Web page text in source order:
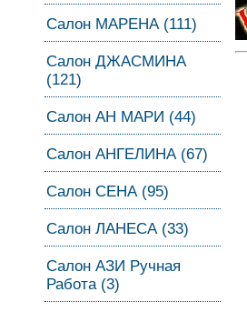
Салон МАРЕНА (111)
Салон ДЖАСМИНА
(121)
Салон АН МАРИ (44)
Салон АНГЕЛИНА (67)
Салон СЕНА (95)
Салон ЛАНЕСА (33)
Салон АЗИ Ручная
Работа (3)